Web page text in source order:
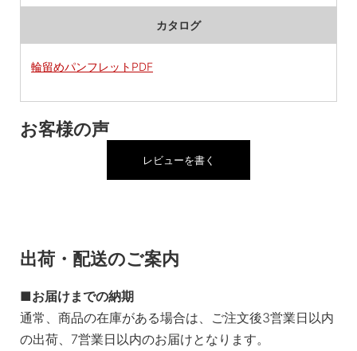
カタログ
輪留めパンフレットPDF
お客様の声
レビューを書く
出荷・配送のご案内
お届けまでの納期
通常、商品の在庫がある場合は、ご注文後3営業日以内
の出荷、7営業日以内のお届けとなります。